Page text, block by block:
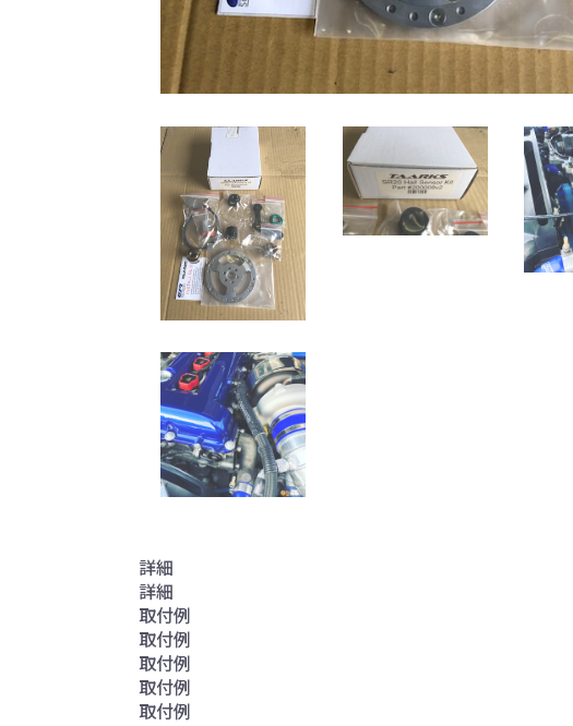
詳細
詳細
取付例
取付例
取付例
取付例
取付例